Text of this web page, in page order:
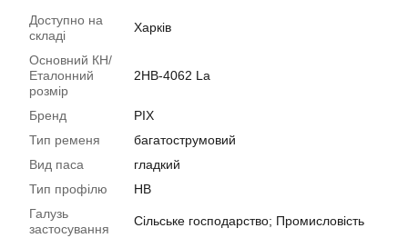
Доступно на
складі
Харків
Основний КН/
Еталонний
розмір
2НB-4062 La
Бренд
PIX
Тип ременя
багатострумовий
Вид паса
гладкий
Тип профілю
HB
Галузь
застосування
Сільське господарство; Промисловість